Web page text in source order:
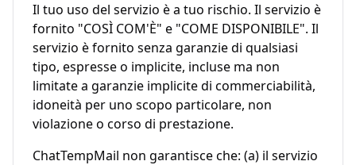
Il tuo uso del servizio è a tuo rischio. Il servizio è
fornito "COSÌ COM'È" e "COME DISPONIBILE". Il
servizio è fornito senza garanzie di qualsiasi
tipo, espresse o implicite, incluse ma non
limitate a garanzie implicite di commerciabilità,
idoneità per uno scopo particolare, non
violazione o corso di prestazione.
ChatTempMail non garantisce che: (a) il servizio